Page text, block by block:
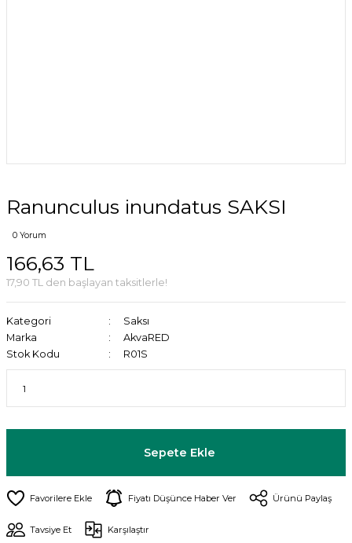
Ranunculus inundatus SAKSI
0 Yorum
166,63 TL
17,90 TL den başlayan taksitlerle!
Kategori
Saksı
Marka
AkvaRED
Stok Kodu
R01S
Sepete Ekle
Fiyatı Düşünce Haber Ver Ürünü Paylaş
Tavsiye Et Karşılaştır